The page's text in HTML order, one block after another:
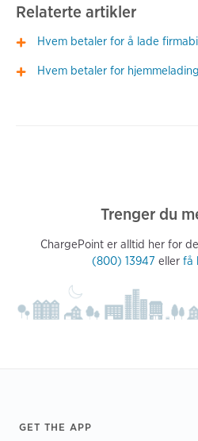
Relaterte artikler
Hvem betaler for å lade
Hvem betaler for
Trenger du
ChargePoint er alltid her for
(800) 13947 eller få
Footer
GET THE APP